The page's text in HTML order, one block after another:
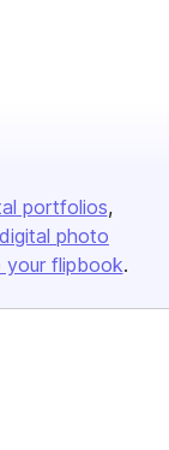
portfolios
digital photo
your flipbook.